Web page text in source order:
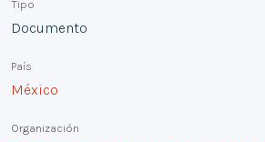
Tipo
Documento
País
México
Organización